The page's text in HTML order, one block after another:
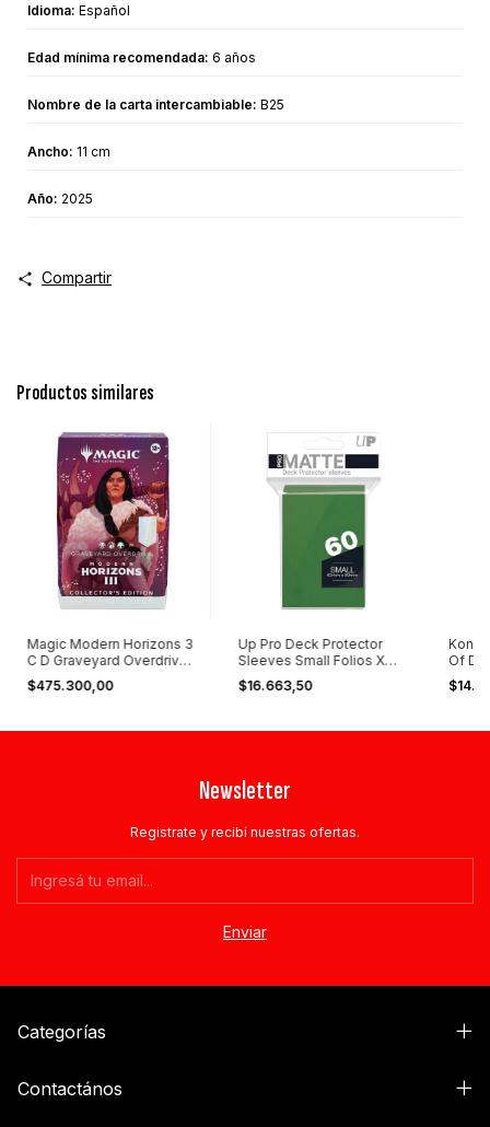
Idioma: Español
Edad mínima recomendada: 6 años
Nombre de la carta intercambiable: B25
Ancho: 11 cm
Año: 2025
Compartir
Productos similares
Magic Modern Horizons 3
C D Graveyard Overdrive
Collector
$475.300,00
Up Pro Deck Protector
Sleeves Small Folios X
60u Varios
$16.663,50
Of
Newsletter
Registrate y recibí nuestras ofertas.
Categorías
Contactános